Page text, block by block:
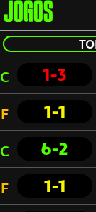
JOGOS
C 1-3
F 1-1
C 6-2
F 1-1